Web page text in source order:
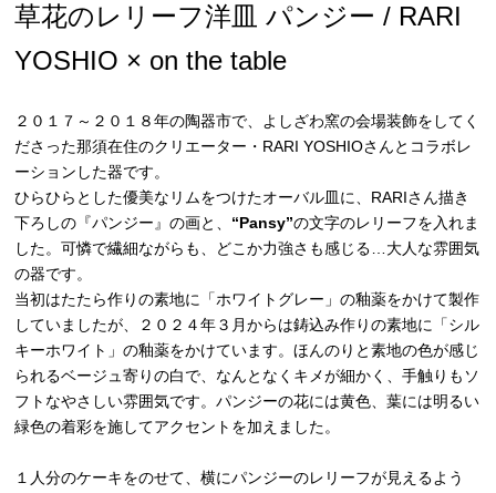
草花のレリーフ洋皿 パンジー / RARI
YOSHIO × on the table
２０１７～２０１８年の陶器市で、よしざわ窯の会場装飾をしてく
ださった那須在住のクリエーター・RARI YOSHIOさんとコラボレ
ーションした器です。
ひらひらとした優美なリムをつけたオーバル皿に、RARIさん描き
下ろしの『パンジー』の画と、 “Pansy”の文字のレリーフを入れま
した。可憐で繊細ながらも、どこか力強さも感じる…大人な雰囲気
の器です。
当初はたたら作りの素地に「ホワイトグレー」の釉薬をかけて製作
していましたが、２０２４年３月からは鋳込み作りの素地に「シル
キーホワイト」の釉薬をかけています。ほんのりと素地の色が感じ
られるベージュ寄りの白で、なんとなくキメが細かく、手触りもソ
フトなやさしい雰囲気です。パンジーの花には黄色、葉には明るい
緑色の着彩を施してアクセントを加えました。
１人分のケーキをのせて、横にパンジーのレリーフが見えるよう